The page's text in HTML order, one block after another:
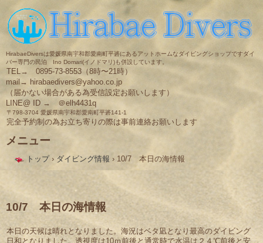
HirabaeDiversは愛媛県南宇和郡愛南町平碆にあるアットホームなダイビングショップですダイ
バー専門の民泊 Ino Domari(イノドマリ)も併設しています。
TEL→ 0895-73-8553（8時〜21時）
mail→ hirabaedivers@yahoo.co.jp
（届かない場合がある為受信設定お願いします）
LINE@ ID → ＠elh4431q
〒798-3704 愛媛県南宇和郡愛南町平碆141-1
完全予約制の為お立ち寄りの際は事前連絡お願いします
メニュー
へ
ス
ッ
トップ › ダイビング情報 › 10/7 本日の海情報
10/7 本日の海情報
本日の天候は晴れとなりました。海況はベタ凪となり最高のダイビング
日和となりました。透視度は10ｍ前後と通常時で水温は２４℃前後と安